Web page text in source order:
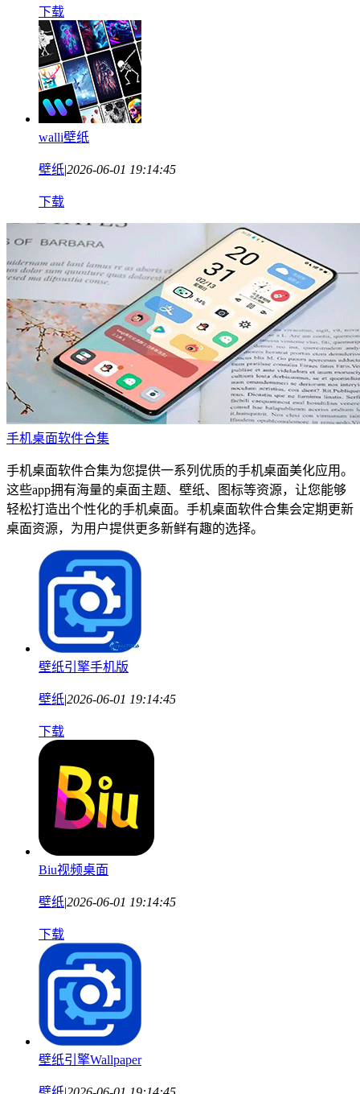
下载
walli壁纸
壁纸2026-06-01 19:14:45
下载
手机桌面软件合集
手机桌面软件合集为您提供一系列优质的手机桌面美化应用。
这些app拥有海量的桌面主题、壁纸、图标等资源，让您能够
轻松打造出个性化的手机桌面。手机桌面软件合集会定期更新
桌面资源，为用户提供更多新鲜有趣的选择。
壁纸引擎手机版
壁纸2026-06-01 19:14:45
下载
Biu视频桌面
壁纸2026-06-01 19:14:45
下载
壁纸引擎Wallpaper